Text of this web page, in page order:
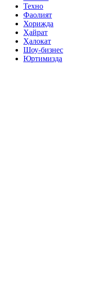
Техно
Фаолият
Хорижда
Ҳайрат
Ҳалокат
Шоу-бизнес
Юртимизда